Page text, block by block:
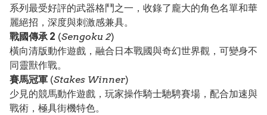
系列最受好評的武器格鬥之一，收錄了龐大的角色名單和華
麗絕招，深度與刺激感兼具。
戰國傳承 2 (Sengoku 2)
橫向清版動作遊戲，融合日本戰國與奇幻世界觀，可變身不
同靈獸作戰。
賽馬冠軍 (Stakes Winner)
少見的競馬動作遊戲，玩家操作騎士馳騁賽場，配合加速與
戰術，極具街機特色。